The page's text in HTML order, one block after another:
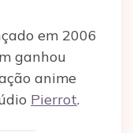
em 2006
ganhou
anime
Pierrot.